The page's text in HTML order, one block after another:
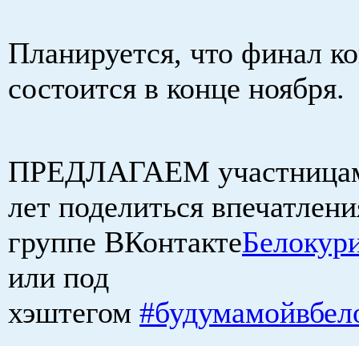
Планируется, что финал
состоится в конце ноября.
ПРЕДЛАГАЕМ
лет поделиться
группе ВКонтакте
или под
хэштегом